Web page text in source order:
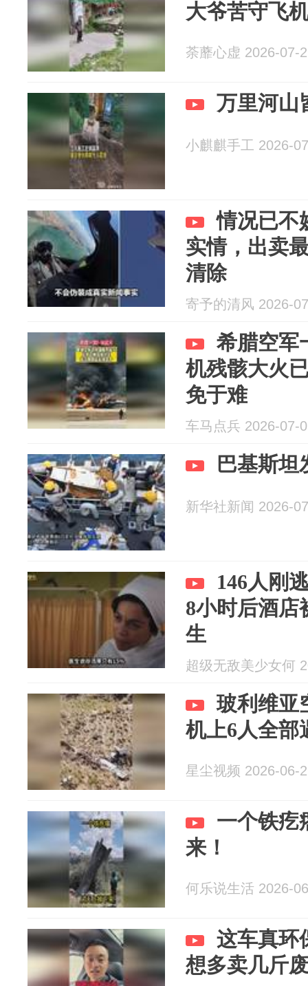
大爷苦守飞
荼蘼心虚 2026-07-
万里河山
小麒麒手工 2026-
情况已不
实情，出卖
清除
寄予的清风 2026-
希腊空军
机残骸大火
免于难
车马点兵 2026-07-
巴基斯坦
新华社新闻 2026-
146人刚
8小时后酒店
生
超级无敌美少女何
玻利维亚
机上6人全部
星尘视频 2026-06-
一个铁疙
来！
何乐说生活 2026-
这车真环
想多卖几斤